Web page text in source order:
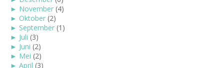
► November (4)
► Oktober (2)
► September (1)
► Juli (3)
► Juni (2)
► Mei (2)
► April (3)